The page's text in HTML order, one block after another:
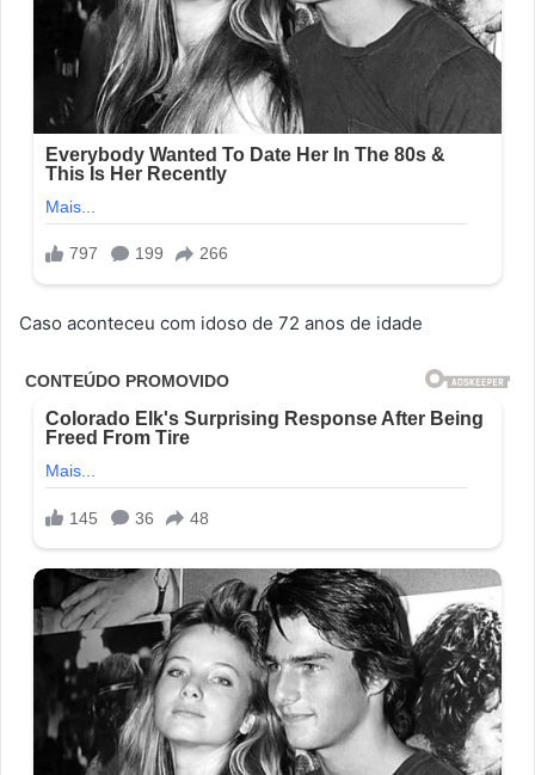
Caso aconteceu com idoso de 72 anos de idade